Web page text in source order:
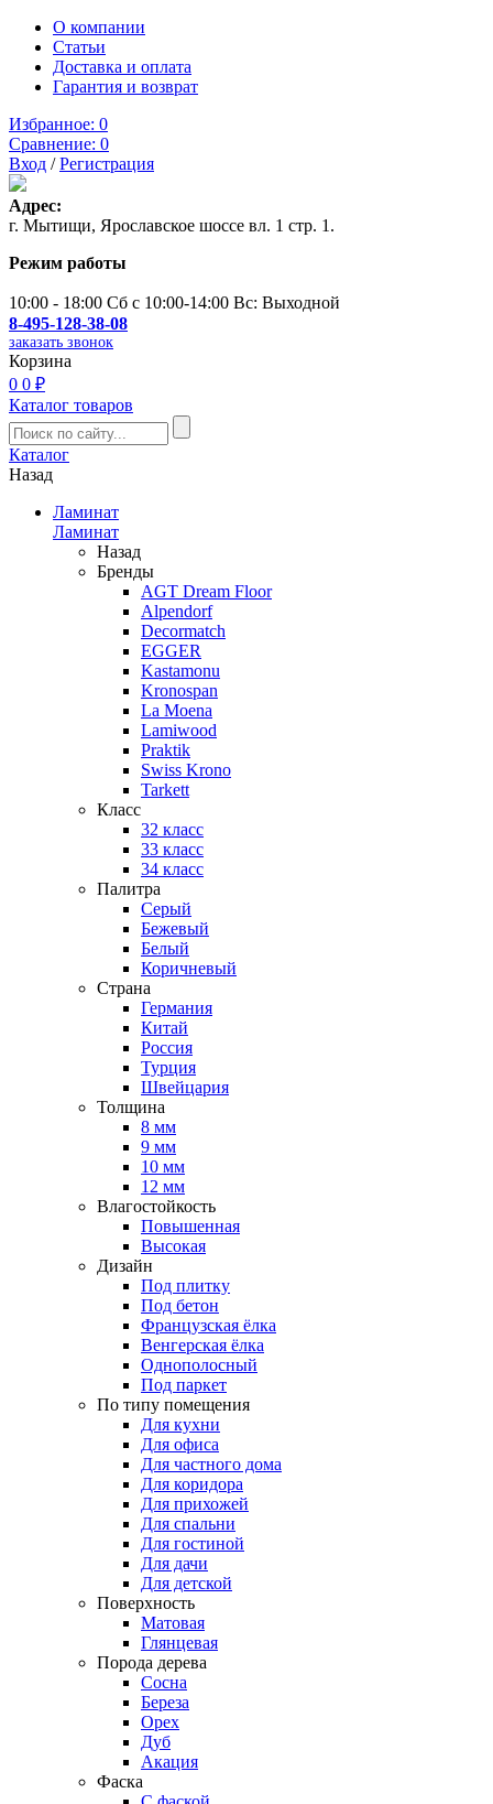
О компании
Статьи
Доставка и оплата
Гарантия и возврат
Избранное: 0
Сравнение: 0
Вход /Регистрация
Адрес:
г. Мытищи, Ярославское шоссе вл. 1 стр. 1.
Режим работы
10:00 - 18:00 Сб с 10:00-14:00 Вс: Выходной
8-495-128-38-08
заказать звонок
Корзина
0 0 ₽
Каталог товаров
Каталог
Назад
Ламинат
Ламинат
Назад
Бренды
AGT Dream Floor
Alpendorf
Decormatch
EGGER
Kastamonu
Kronospan
La Moena
Lamiwood
Praktik
Swiss Krono
Tarkett
Класс
32 класс
33 класс
34 класс
Палитра
Серый
Бежевый
Белый
Коричневый
Страна
Германия
Китай
Россия
Турция
Швейцария
Толщина
8 мм
9 мм
10 мм
12 мм
Влагостойкость
Повышенная
Высокая
Дизайн
Под плитку
Под бетон
Французская ёлка
Венгерская ёлка
Однополосный
Под паркет
По типу помещения
Для кухни
Для офиса
Для частного дома
Для коридора
Для прихожей
Для спальни
Для гостиной
Для дачи
Для детской
Поверхность
Матовая
Глянцевая
Порода дерева
Сосна
Береза
Орех
Дуб
Акация
Фаска